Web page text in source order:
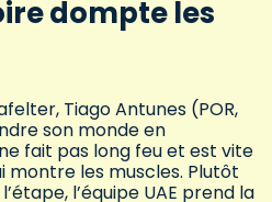
dompte les
Tiago Antunes (POR,
son monde en
fait pas long feu et est vite
montre les muscles. Plutôt
l’équipe UAE prend la